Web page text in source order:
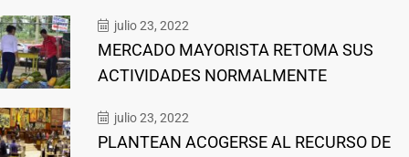
julio 23, 2022
MERCADO MAYORISTA RETOMA SUS
ACTIVIDADES NORMALMENTE
julio 23, 2022
PLANTEAN ACOGERSE AL RECURSO DE